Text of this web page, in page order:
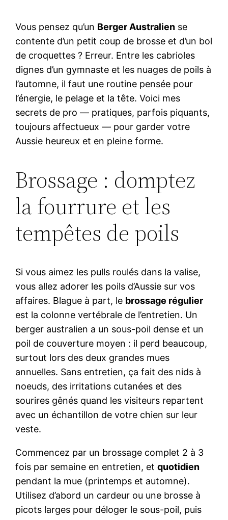
Vous pensez qu’un Berger Australien se
contente d’un petit coup de brosse et d’un bol
de croquettes ? Erreur. Entre les cabrioles
dignes d’un gymnaste et les nuages de poils à
l’automne, il faut une routine pensée pour
l’énergie, le pelage et la tête. Voici mes
secrets de pro — pratiques, parfois piquants,
toujours affectueux — pour garder votre
Aussie heureux et en pleine forme.
Brossage : domptez
la fourrure et les
tempêtes de poils
Si vous aimez les pulls roulés dans la valise,
vous allez adorer les poils d’Aussie sur vos
affaires. Blague à part, le brossage régulier
est la colonne vertébrale de l’entretien. Un
berger australien a un sous-poil dense et un
poil de couverture moyen : il perd beaucoup,
surtout lors des deux grandes mues
annuelles. Sans entretien, ça fait des nids à
noeuds, des irritations cutanées et des
sourires gênés quand les visiteurs repartent
avec un échantillon de votre chien sur leur
veste.
Commencez par un brossage complet 2 à 3
fois par semaine en entretien, etquotidien
pendant la mue (printemps et automne).
Utilisez d’abord un cardeur ou une brosse à
picots larges pour déloger le sous-poil, puis